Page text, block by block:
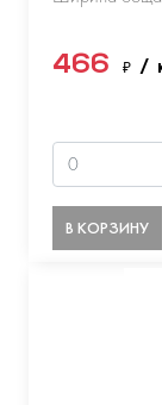
466 ₽ /
В КОРЗИНУ